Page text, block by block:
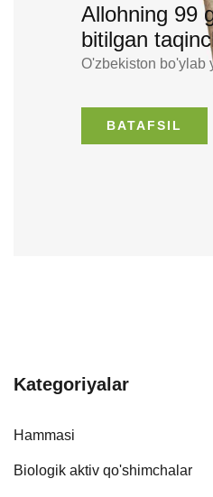
Allohning 99
bitilgan
O'zbekiston bo'ylab
BATAFSIL
Kategoriyalar
Hammasi
Biologik aktiv qo'shimchalar